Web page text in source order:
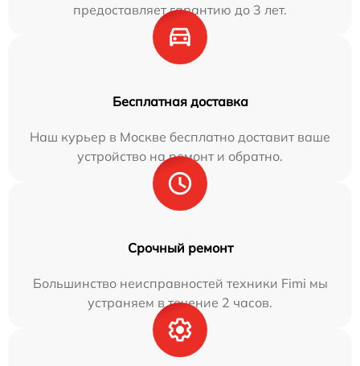
предоставляет гарантию до 3 лет.
Бесплатная доставка
Наш курьер в Москве бесплатно доставит ваше
устройство на ремонт и обратно.
Срочный ремонт
Большинство неисправностей техники Fimi мы
устраняем в течение 2 часов.